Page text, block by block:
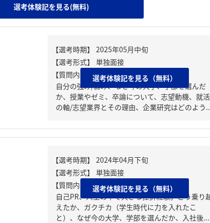
選考体験記を見る(無料)
【質問内容・課題】
自分の強み/弱み、なぜ今の大学、学部を選んだ
か、授業やゼミ、卒論について、志望動機、就活
の軸/志望業界とその理由、企業研究はどのよう
選考体験記を見る（無料）
【質問内容・課題】
自己PR、人生の中で大きな挫折経験。どう乗り
えたか、ガクチカ（学生時代に力を入れたこ
と）、なぜ今の大学、学部を選んだか、入社後...
選考体験記を見る（無料）